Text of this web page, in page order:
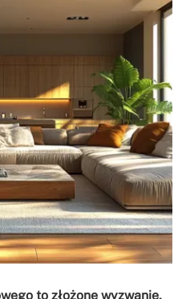
to złożone wyzwanie,